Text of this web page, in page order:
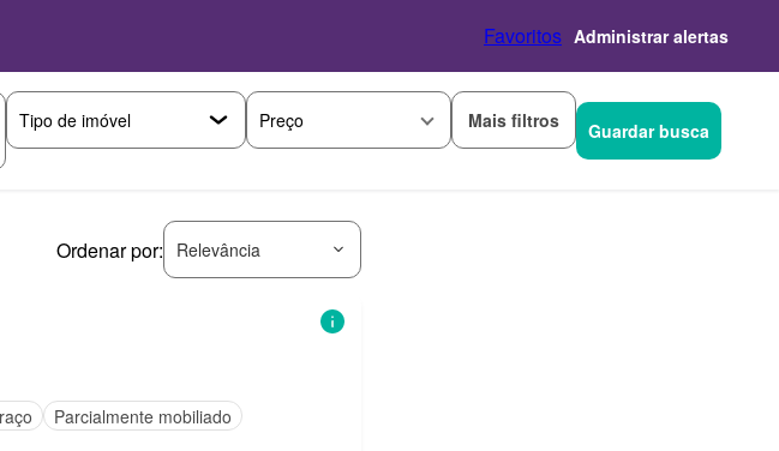
Favoritos Administrar alertas
Preço Mais filtros Guardar busca
Ordenar por: Relevância
Parcialmente mobiliado